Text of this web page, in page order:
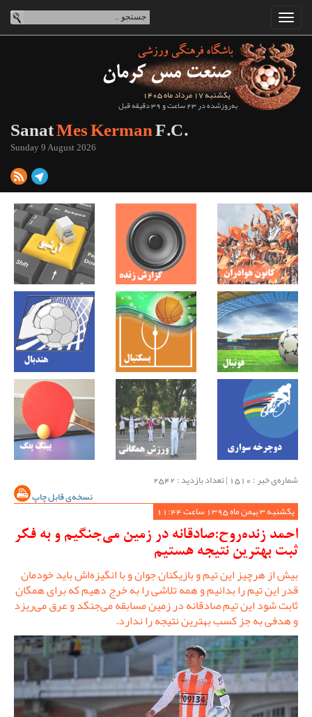
یکشنبه 17 مرداد ماه 1405
به‌روزشده در 23 ساعت و 39 دقیقه قبل
SanatMes KermanF.C.
Sunday 9 August 2026
شماره‌ی خبر : ‌1510 | تعداد بازدید : 2542
نسخه‌ی قابل چاپ
یکشنبه 3 بهمن ماه 1395 ساعت 11:44
احمد زنده‌روح:صادقانه در زمین می‌جنگیم و به فکر
ثبت بهترین نتیجه هستیم
بیش از هرچیز این تیم و بازیکنان جوان و با انگیزه‌اش باید خودمان
قدر این تیم را بدانیم و همه تلاشی را به خرج دهیم که برای همگان
ثابت شود این تیم صادقانه در زمین مسابقه می‌جنگد و عرق می‌ریزد
و هدفی به جز کسب بهترین نتیجه را ندارد.